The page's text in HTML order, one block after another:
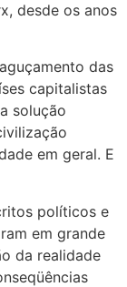
desde os anos
das
capitalistas
solução
em geral. E
políticos e
em grande
da realidade